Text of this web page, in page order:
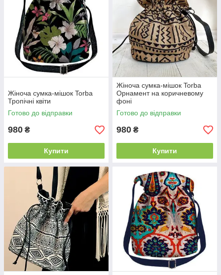
Жіноча сумка-мішок Torba
Тропічні квіти
Готово до відправки
980 ₴
Купити
Жіноча сумка-мішок Torba
Орнамент на коричневому
фоні
Готово до відправки
980 ₴
Купити